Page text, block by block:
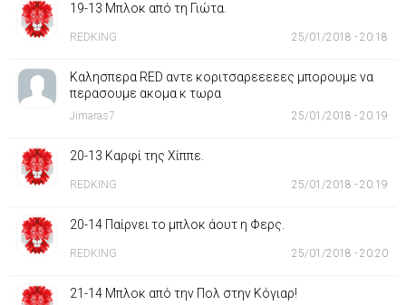
19-13 Μπλοκ από τη Γιώτα.
REDKING 25/01/2018 - 20:18
Καλησπερα RED αντε κοριτσαρεεεεες μπορουμε να
περασουμε ακομα κ τωρα
Jimaras7 25/01/2018 - 20:19
20-13 Καρφί της Χίππε.
REDKING 25/01/2018 - 20:19
20-14 Παίρνει το μπλοκ άουτ η Φερς.
REDKING 25/01/2018 - 20:20
21-14 Μπλοκ από την Πολ στην Κόγιαρ!